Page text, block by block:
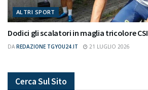
ALTRI SPORT
Dodici gli scalatori in maglia tricolore CSI
DA REDAZIONE TGYOU24.IT 21 LUGLIO 2026
Cerca Sul Sito